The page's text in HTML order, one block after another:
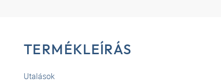
TERMÉKLEÍRÁS
Utalások